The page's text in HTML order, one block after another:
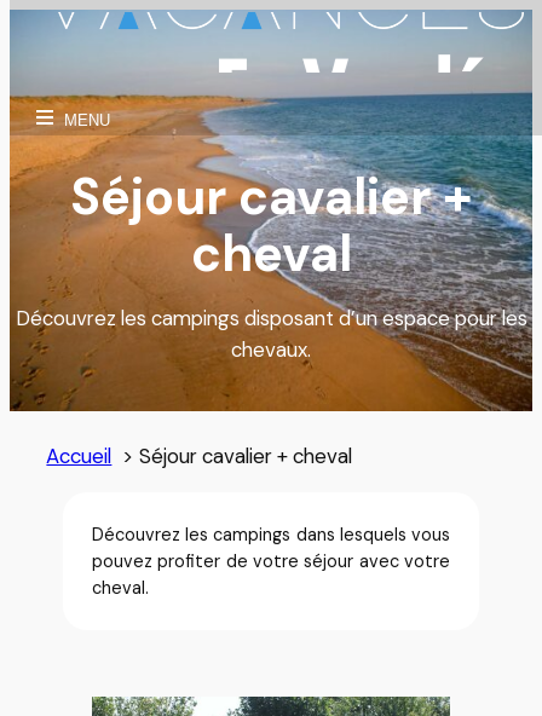
MENU
Séjour cavalier +
cheval
Découvrez les campings disposant d’un espace pour les
chevaux.
Accueil Séjour cavalier + cheval
Découvrez les campings dans lesquels vous
pouvez profiter de votre séjour avec votre
cheval.